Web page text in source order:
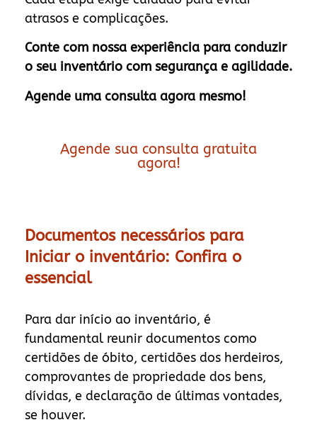
atrasos e complicações.
Conte com nossa experiência para conduzir
o seu inventário com segurança e agilidade.
Agende uma consulta agora mesmo!
Agende sua consulta gratuita
agora!
Documentos necessários para
Iniciar o inventário: Confira o
essencial
Para dar início ao inventário, é
fundamental reunir documentos como
certidões de óbito, certidões dos herdeiros,
comprovantes de propriedade dos bens,
dívidas, e declaração de últimas vontades,
se houver.